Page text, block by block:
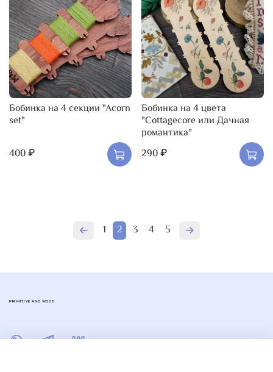
Бобинка на 4 секции "Acorn
set"
400 ₽
Бобинка на 4 цвета
"Cottagecore или Дачная
романтика"
290 ₽
1 2 3 4 5
PRIMITIVE AND WOOD